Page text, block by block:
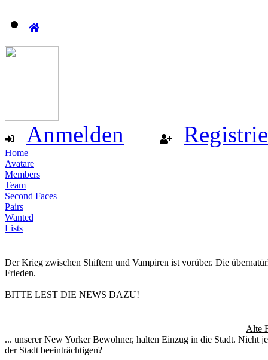
Anmelden
Home
Avatare
Members
Team
Second Faces
Pairs
Wanted
Lists
Der Krieg zwischen Shiftern und Vampiren ist vorüber. Die
Frieden.
BITTE LEST DIE NEWS DAZU!
Alte
... unserer New Yorker Bewohner, halten Einzug in die Stadt. Nicht
der Stadt beeinträchtigen?